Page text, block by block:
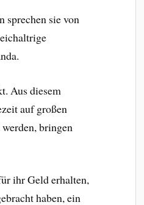
sprechen sie von
Aus diesem
auf großen
bringen
ihr Geld erhalten,
haben, ein